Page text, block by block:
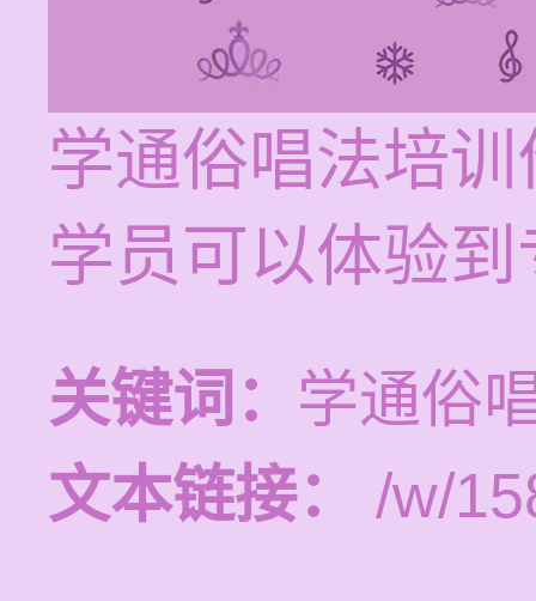
学通俗唱法培
学员可以体验
关键词： 学通俗
文本链接：
/w/